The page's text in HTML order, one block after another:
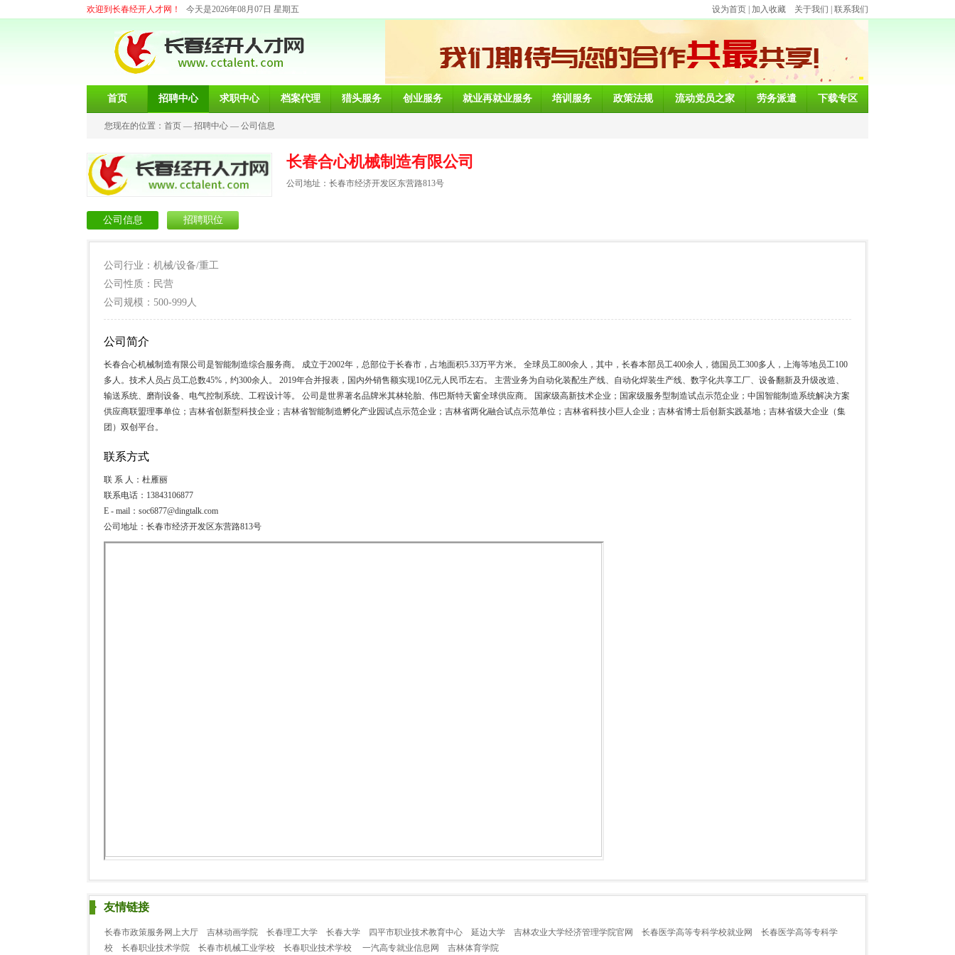
欢迎到长春经开人才网！ 今天是2026年08月07日 星期五 设为首页 加入收藏 关于我们 联系我们
首页 招聘中心 求职中心 档案代理 猎头服务 创业服务 就业再就业服务 培训服务 政策法规 流动党员之家 劳务派遣 下载专区
您现在的位置： 首页 — 招聘中心 — 公司信息
长春合心机械制造有限公司
公司地址：长春市经济开发区东营路813号
公司信息 招聘职位
公司行业：机械/设备/重工
公司性质：民营
公司规模：500-999人
公司简介
长春合心机械制造有限公司是智能制造综合服务商。 成立于2002年，总部位于长春市，占地面积5.33万平方米。 全球员工800余人，其中，长春本部员工400余人，德国员工300多人，上海等地员工100
多人。技术人员占员工总数45%，约300余人。 2019年合并报表，国内外销售额实现10亿元人民币左右。 主营业务为自动化装配生产线、自动化焊装生产线、数字化共享工厂、设备翻新及升级改造、
输送系统、磨削设备、电气控制系统、工程设计等。 公司是世界著名品牌米其林轮胎、伟巴斯特天窗全球供应商。 国家级高新技术企业；国家级服务型制造试点示范企业；中国智能制造系统解决方案
供应商联盟理事单位；吉林省创新型科技企业；吉林省智能制造孵化产业园试点示范企业；吉林省两化融合试点示范单位；吉林省科技小巨人企业；吉林省博士后创新实践基地；吉林省级大企业（集
团）双创平台。
联系方式
联 系 人：杜雁丽
联系电话：13843106877
E - mail：soc6877@dingtalk.com
公司地址：长春市经济开发区东营路813号
友情链接
长春市政策服务网上大厅 吉林动画学院 长春理工大学 长春大学 四平市职业技术教育中心 延边大学 吉林农业大学经济管理学院官网 长春医学高等专科学校就业网
长春医学高等专科学
校
长春职业技术学院 长春市机械工业学校 长春职业技术学校 一汽高专就业信息网 吉林体育学院